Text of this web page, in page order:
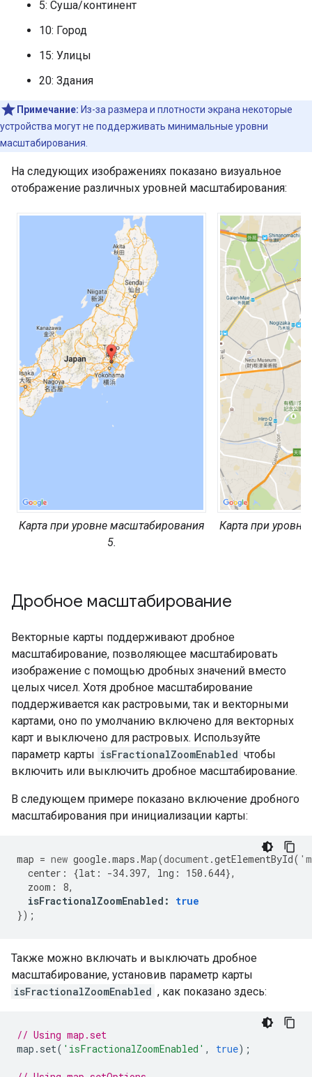
5: Суша/континент
10: Город
15: Улицы
20: Здания
Примечание: Из-за размера и плотности экрана некоторые
устройства могут не поддерживать минимальные уровни
масштабирования.
На следующих изображениях показано визуальное
отображение различных уровней масштабирования:
Карта при уровне масштабирования
5.
Карта при
Дробное масштабирование
Векторные карты поддерживают дробное
масштабирование, позволяющее масштабировать
изображение с помощью дробных значений вместо
целых чисел. Хотя дробное масштабирование
поддерживается как растровыми, так и векторными
картами, оно по умолчанию включено для векторных
карт и выключено для растровых. Используйте
параметр карты isFractionalZoomEnabled чтобы
включить или выключить дробное масштабирование.
В следующем примере показано включение дробного
масштабирования при инициализации карты:
map = new google.maps .Map(document .getElementById(
center : {lat : -34.397, lng : 150.644},
zoom : 8,
isFractionalZoomEnabled :
true
});
Также можно включать и выключать дробное
масштабирование, установив параметр карты
isFractionalZoomEnabled , как показано здесь:
// Using map.set
map . set( 'isFractionalZoomEnabled' , true);